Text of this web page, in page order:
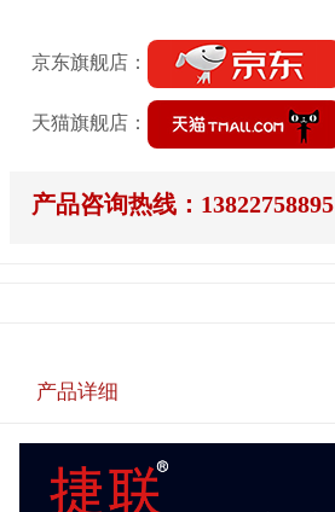
京东旗舰店：
天猫旗舰店：
产品咨询热线：13822758895
产品详细